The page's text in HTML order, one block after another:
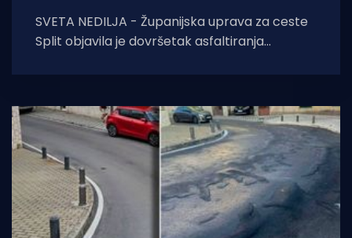
SVETA NEDILJA - Županijska uprava za ceste
Split objavila je dovršetak asfaltiranja
Nedilja u ukupnoj